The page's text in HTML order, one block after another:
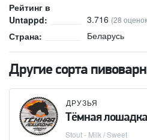
Рейтинг в
Untappd:
3.716 (28
Страна: Беларусь
Другие сорта
ДРУЗЬЯ
Тёмная лошадка
Stout - Milk / Sweet